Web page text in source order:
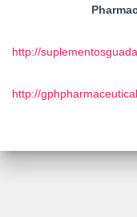
http://
http://